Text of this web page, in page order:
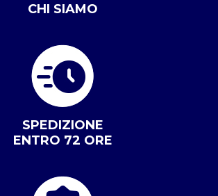
CHI SIAMO
SPEDIZIONE
ENTRO 72 ORE